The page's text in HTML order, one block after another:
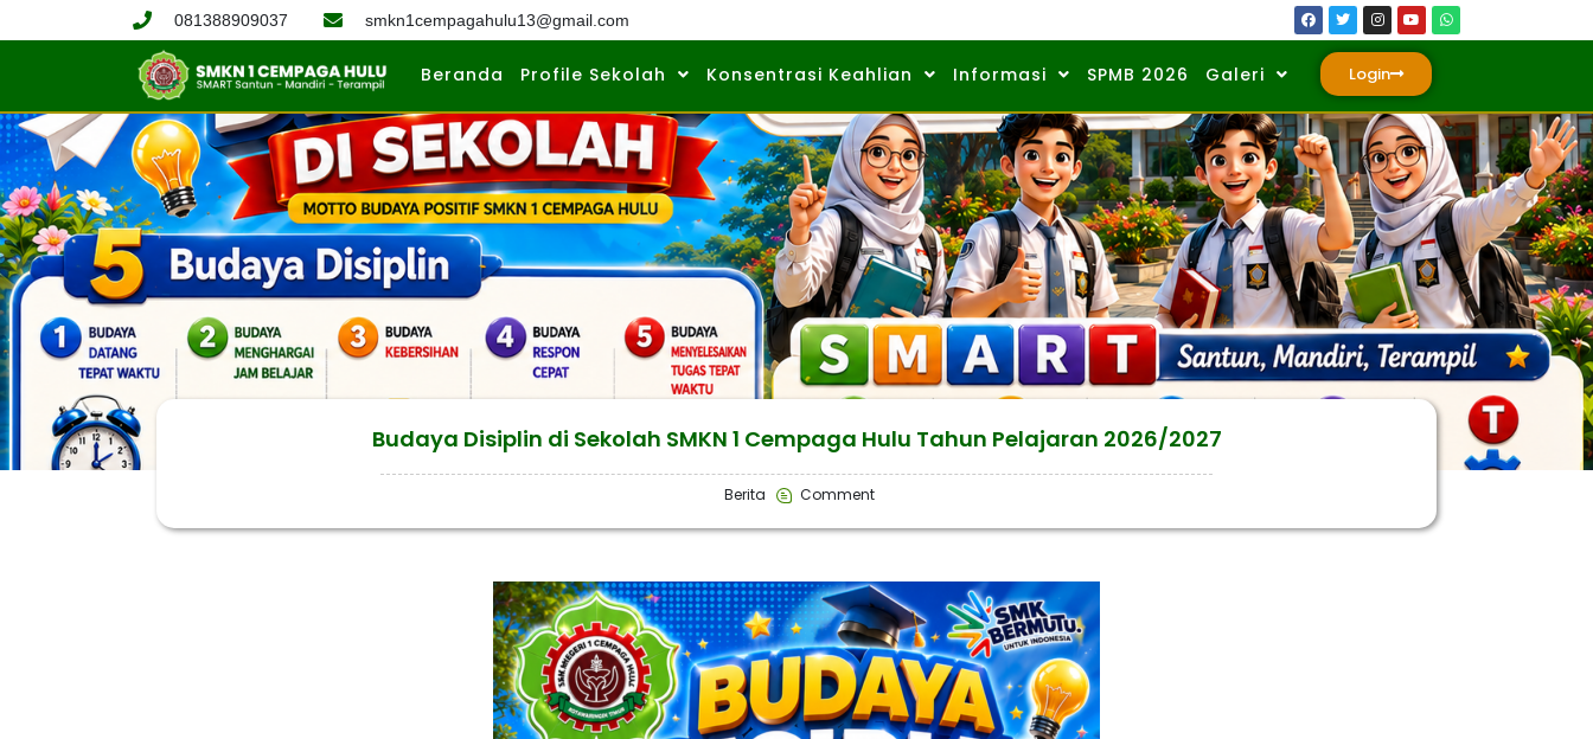
081388909037 smkn1cempagahulu13@gmail.com
Beranda Profile Sekolah Konsentrasi Keahlian Informasi SPMB 2026 Galeri Login
Budaya Disiplin di Sekolah SMKN 1 Cempaga Hulu Tahun Pelajaran 2026/2027
Berita Comment